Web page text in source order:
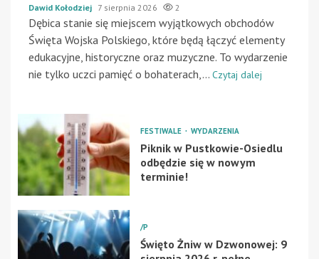
Dawid Kołodziej 7 sierpnia 2026 2
Dębica stanie się miejscem wyjątkowych obchodów
Święta Wojska Polskiego, które będą łączyć elementy
edukacyjne, historyczne oraz muzyczne. To wydarzenie
nie tylko uczci pamięć o bohaterach,... Czytaj dalej
FESTIWALE WYDARZENIA
Piknik w Pustkowie-Osiedlu
odbędzie się w nowym
terminie!
/P
Święto Żniw w Dzwonowej: 9